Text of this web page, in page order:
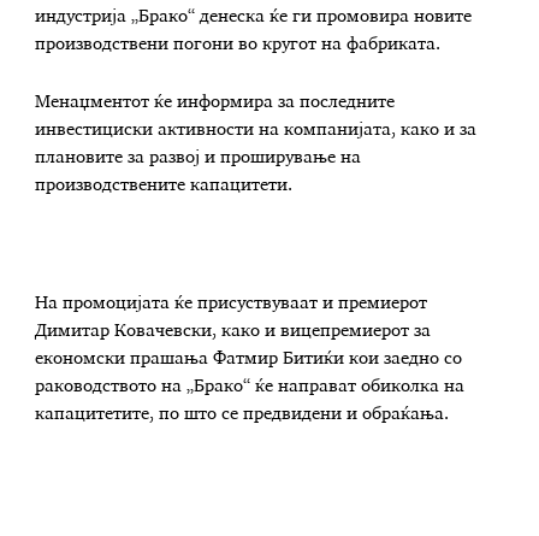
индустрија „Брако“ денеска ќе ги промовира новите
производствени погони во кругот на фабриката.
Менаџментот ќе информира за последните
инвестициски активности на компанијата, како и за
плановите за развој и проширување на
производствените капацитети.
На промоцијата ќе присуствуваат и премиерот
Димитар Ковачевски, како и вицепремиерот за
економски прашања Фатмир Битиќи кои заедно со
раководството на „Брако“ ќе направат обиколка на
капацитетите, по што се предвидени и обраќања.